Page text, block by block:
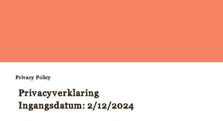
Privacy Policy
Privacyverklaring
Ingangsdatum: 2/12/2024